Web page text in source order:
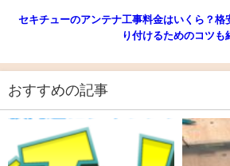
セキチューのアンテナ工事料金はいくら？格
り付けるためのコツも
おすすめの記事